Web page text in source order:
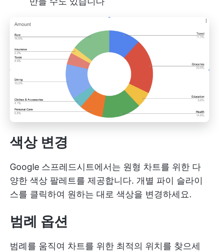
색상 변경
Google 스프레드시트에서는 원형 차트를 위한 다
양한 색상 팔레트를 제공합니다. 개별 파이 슬라이
스를 클릭하여 원하는 대로 색상을 변경하세요.
범례 옵션
범례를 움직여 차트를 위한 최적의 위치를 찾으세